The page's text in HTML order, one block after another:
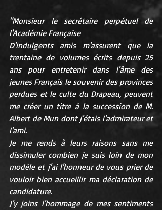
"Monsieur le secrétaire perpétuel de
l'Académie Française
D'indulgents amis m'assurent que la
trentaine de volumes écrits depuis 25
ans pour entretenir dans l'âme des
jeunes Français le souvenir des provinces
perdues et le culte du Drapeau, peuvent
me créer un titre à la succession de M.
Albert de Mun dont j'étais l'admirateur et
l'ami.
Je me rends à leurs raisons sans me
dissimuler combien je suis loin de mon
modèle et j'ai l'honneur de vous prier de
vouloir bien accueillir ma déclaration de
candidature.
J'y joins l'hommage de mes sentiments